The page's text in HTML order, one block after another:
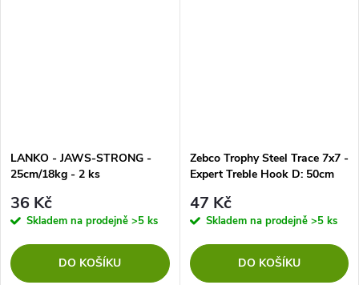
LANKO - JAWS-STRONG -
25cm/18kg - 2 ks
36 Kč
Skladem na prodejně >5 ks
DO KOŠÍKU
Zebco Trophy Steel Trace 7x7 -
Expert Treble Hook D: 50cm
47 Kč
Skladem na prodejně >5 ks
DO KOŠÍKU